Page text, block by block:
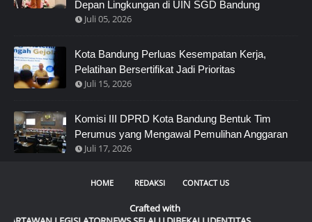
Depan Lingkungan di UIN SGD Bandung
Juli 05, 2026
Kota Bandung Perluas Kesempatan Kerja,
Pelatihan Bersertifikat Jadi Prioritas
Juli 15, 2026
Komisi III DPRD Kota Bandung Bentuk Tim
Perumus yang Mengawal Pemulihan Anggaran
Juli 17, 2026
HOME REDAKSI CONTACT US
Crafted with